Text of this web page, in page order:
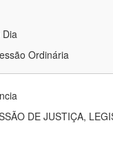
Dia
Ordinária
DE JUSTIÇA,